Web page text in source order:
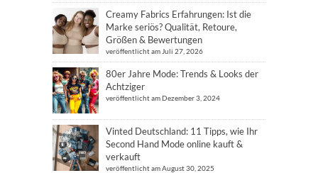
Creamy Fabrics Erfahrungen: Ist die
Marke seriös? Qualität, Retoure,
Größen & Bewertungen
veröffentlicht am Juli 27, 2026
80er Jahre Mode: Trends & Looks der
Achtziger
veröffentlicht am Dezember 3, 2024
Vinted Deutschland: 11 Tipps, wie Ihr
Second Hand Mode online kauft &
verkauft
veröffentlicht am August 30, 2025